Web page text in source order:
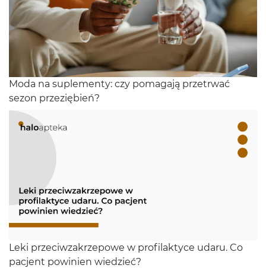
Moda na suplementy: czy pomagają przetrwać
sezon przeziębień?
Leki przeciwzakrzepowe w profilaktyce udaru. Co
pacjent powinien wiedzieć?